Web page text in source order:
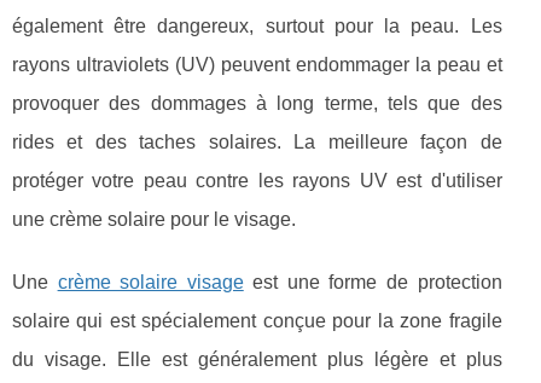
également être dangereux, surtout pour la peau. Les
rayons ultraviolets (UV) peuvent endommager la peau et
provoquer des dommages à long terme, tels que des
rides et des taches solaires. La meilleure façon de
protéger votre peau contre les rayons UV est d'utiliser
une crème solaire pour le visage.
Une crème solaire visageest une forme de protection
solaire qui est spécialement conçue pour la zone fragile
du visage. Elle est généralement plus légère et plus